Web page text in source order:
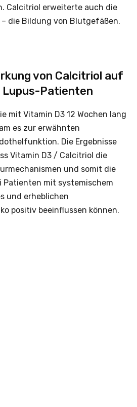
Calcitriol erweiterte auch die
die Bildung von Blutgefäßen.
von Calcitriol auf
Lupus-Patienten
mit Vitamin D3 12 Wochen lang
es zur erwähnten
Die Ergebnisse
Vitamin D3 / Calcitriol die
und somit die
mit systemischem
und erheblichen
positiv beeinflussen können.